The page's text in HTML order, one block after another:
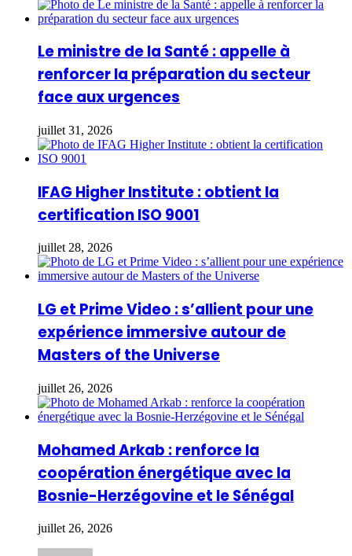
Le ministre de la Santé : appelle à
renforcer la préparation du secteur
face aux urgences
juillet 31, 2026
IFAG Higher Institute : obtient la
certification ISO 9001
juillet 28, 2026
LG et Prime Video : s’allient pour une
expérience immersive autour de
Masters of the Universe
juillet 26, 2026
Mohamed Arkab : renforce la
coopération énergétique avec la
Bosnie-Herzégovine et le Sénégal
juillet 26, 2026